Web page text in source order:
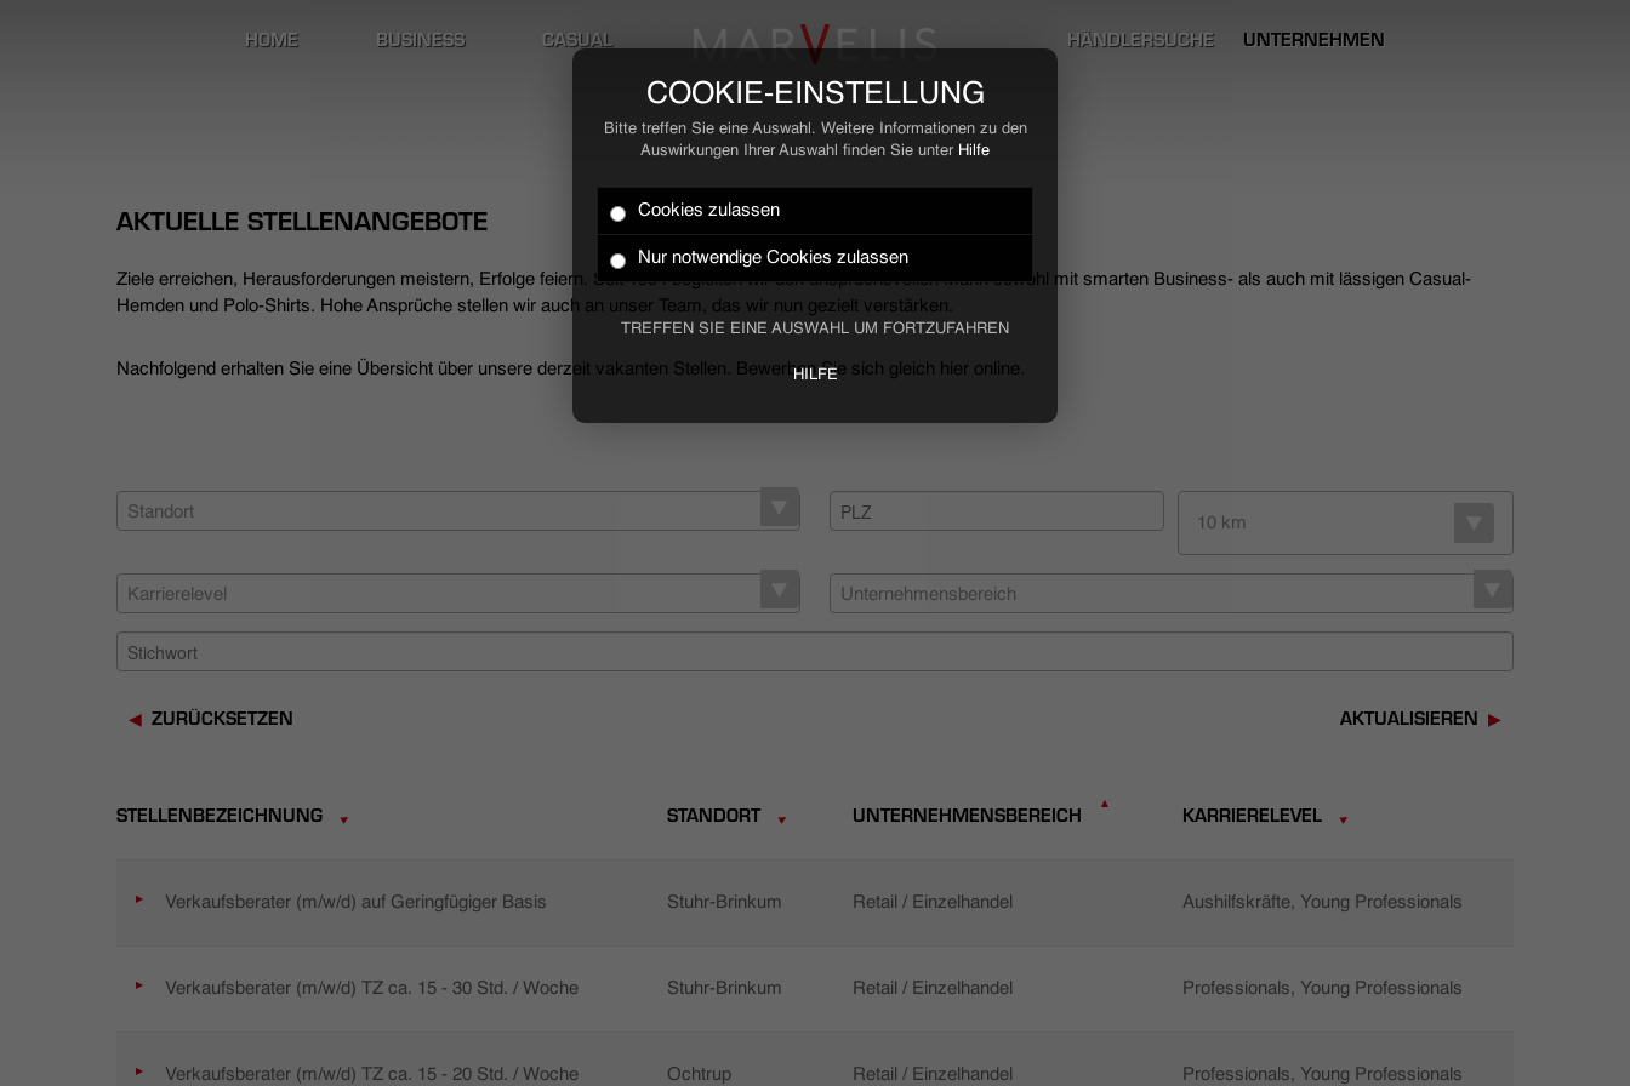
COOKIE-EINSTELLUNG
Bitte treffen Sie eine Auswahl. Weitere Informationen zu den
Auswirkungen Ihrer Auswahl finden Sie unter Hilfe
Cookies zulassen
Nur notwendige Cookies zulassen
TREFFEN SIE EINE AUSWAHL UM FORTZUFAHREN
HILFE
HOME BUSINESS CASUAL UNTERNEHMEN
HÄNDLERSUCHE
AKTUELLE STELLENANGEBOTE
Ziele erreichen, Herausforderungen meistern, Erfolge feiern. Seit 1994 begleiten wir den anspruchsvollen Mann sowohl mit smarten Business- als auch mit lässigen Casual-
Hemden und Polo-Shirts. Hohe Ansprüche stellen wir auch an unser Team, das wir nun gezielt verstärken.
Nachfolgend erhalten Sie eine Übersicht über unsere derzeit vakanten Stellen. Bewerben Sie sich gleich hier online.
Standort
10 km
Karrierelevel Unternehmensbereich
ZURÜCKSETZEN AKTUALISIEREN
STELLENBEZEICHNUNG STANDORT UNTERNEHMENSBEREICH KARRIERELEVEL
Verkaufsberater (m/w/d) auf Geringfügiger Basis Stuhr-Brinkum Retail / Einzelhandel Aushilfskräfte, Young Professionals
Verkaufsberater (m/w/d) TZ ca. 15 - 30 Std. / Woche Stuhr-Brinkum Retail / Einzelhandel Professionals, Young Professionals
Verkaufsberater (m/w/d) TZ ca. 15 - 20 Std. / Woche Ochtrup Retail / Einzelhandel Professionals, Young Professionals